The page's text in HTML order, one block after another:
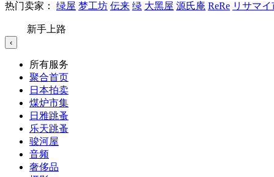
热门卖家： 绿屋 梦工坊 伝来 绿 大黑屋 源氏庵 ReRe リサマ
新手上路
‹
所有服务
聚合首页
日本拍卖
煤炉市集
日雅跳蚤
乐天跳蚤
骏河屋
音频
奢侈品